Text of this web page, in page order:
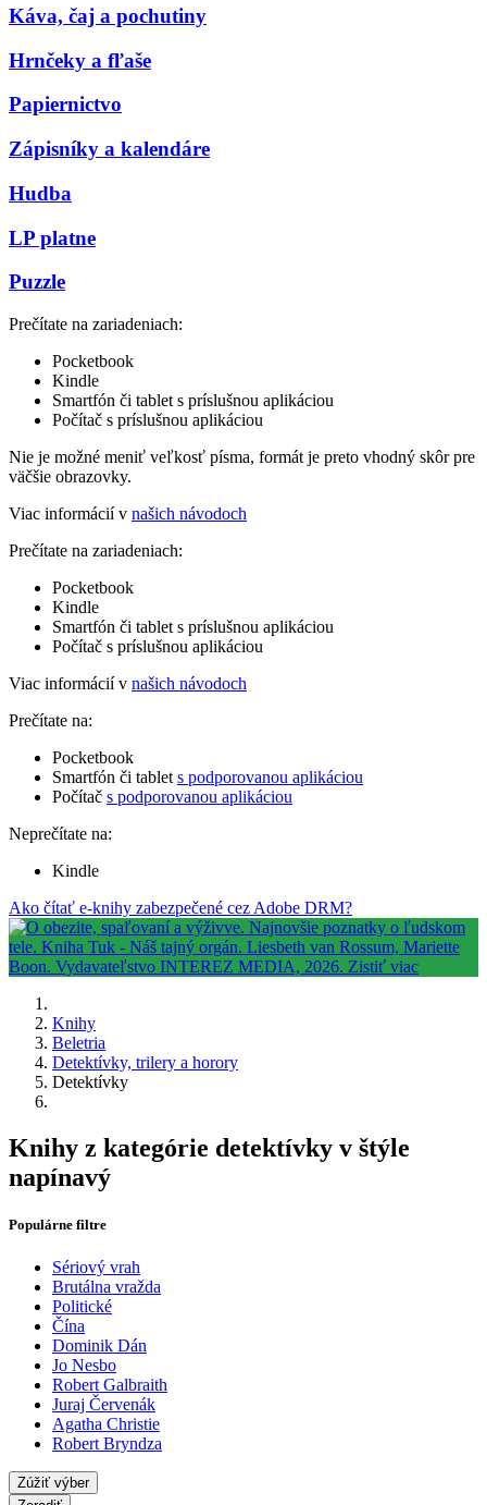
Káva, čaj a pochutiny
Hrnčeky a fľaše
Papiernictvo
Zápisníky a kalendáre
Hudba
LP platne
Puzzle
Prečítate na zariadeniach:
Pocketbook
Kindle
Smartfón či tablet s príslušnou aplikáciou
Počítač s príslušnou aplikáciou
Nie je možné meniť veľkosť písma, formát je preto vhodný skôr pre
väčšie obrazovky.
Viac informácií v našich návodoch
Prečítate na zariadeniach:
Pocketbook
Kindle
Smartfón či tablet s príslušnou aplikáciou
Počítač s príslušnou aplikáciou
Viac informácií v našich návodoch
Prečítate na:
Pocketbook
Smartfón či tablet s podporovanou aplikáciou
Počítač s podporovanou aplikáciou
Neprečítate na:
Kindle
Ako čítať e-knihy zabezpečené cez Adobe DRM?
Knihy
Beletria
Detektívky, trilery a horory
Detektívky
Knihy z kategórie detektívky v štýle
napínavý
Populárne filtre
Sériový vrah
Brutálna vražda
Politické
Čína
Dominik Dán
Jo Nesbo
Robert Galbraith
Juraj Červenák
Agatha Christie
Robert Bryndza
Zúžiť výber